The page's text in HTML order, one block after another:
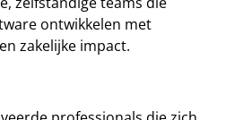
ontwikkelen met
zakelijke impact.